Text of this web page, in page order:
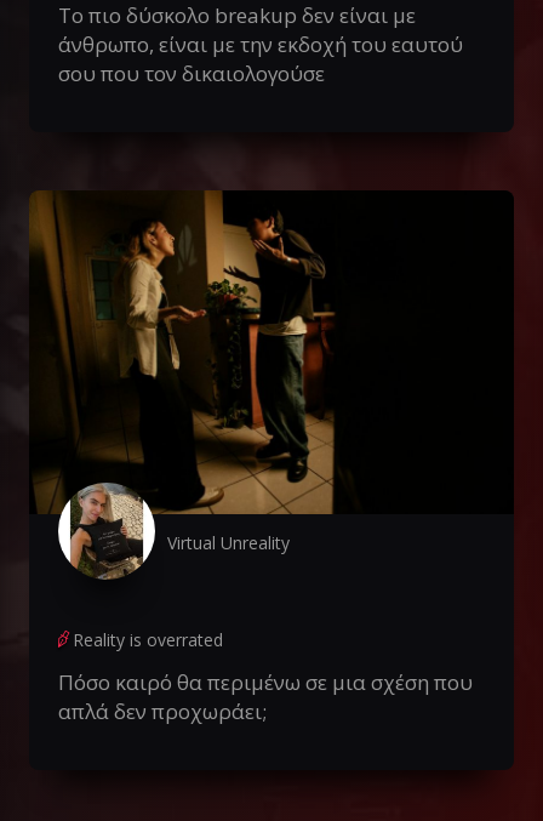
Το πιο δύσκολο breakup δεν είναι με
άνθρωπο, είναι με την εκδοχή του εαυτού
σου που τον δικαιολογούσε
Virtual Unreality
Reality is overrated
Πόσο καιρό θα περιμένω σε μια σχέση που
απλά δεν προχωράει;